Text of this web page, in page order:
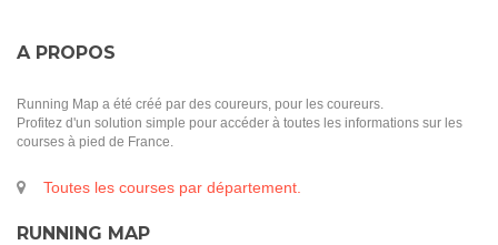
A PROPOS
Running Map a été créé par des coureurs, pour les coureurs.
Profitez d'un solution simple pour accéder à toutes les informations sur les
courses à pied de France.
Toutes les courses par département.
RUNNING MAP